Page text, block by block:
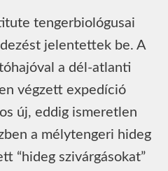
tengerbiológusai
jelentettek be. A
a dél-atlanti
végzett expedíció
új, eddig ismeretlen
a mélytengeri hideg
“hideg szivárgásokat”